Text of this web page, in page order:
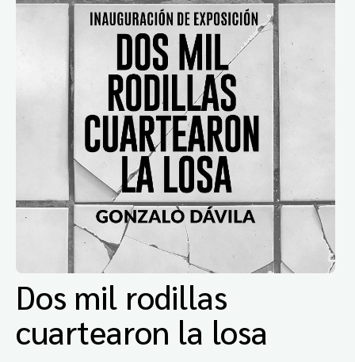
Dos mil rodillas
cuartearon la losa